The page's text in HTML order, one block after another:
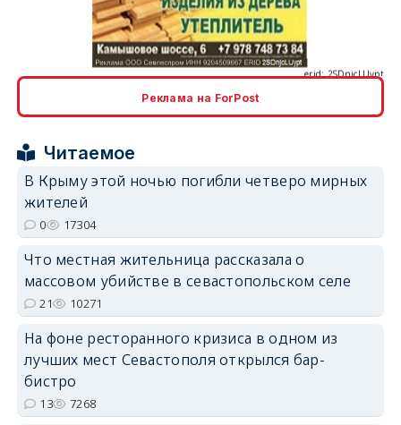
Реклама на ForPost
Читаемое
В Крыму этой ночью погибли четверо мирных
жителей
0 17304
Что местная жительница рассказала о
массовом убийстве в севастопольском селе
21 10271
На фоне ресторанного кризиса в одном из
лучших мест Севастополя открылся бар-
бистро
13 7268